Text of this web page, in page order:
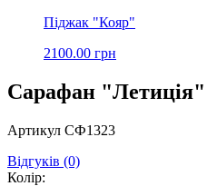
Піджак "Кояр"
2100.00 грн
Сарафан "Летиція"
Артикул СФ1323
Відгуків (0)
Колір: